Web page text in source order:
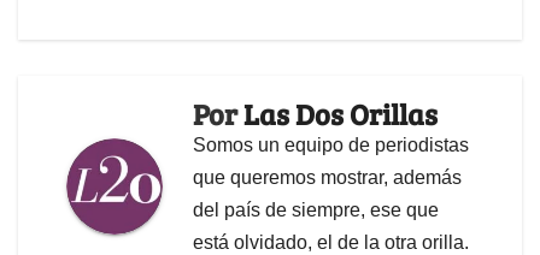
PorLas Dos Orillas
Somos un equipo de periodistas
que queremos mostrar, además
del país de siempre, ese que
está olvidado, el de la otra orilla.